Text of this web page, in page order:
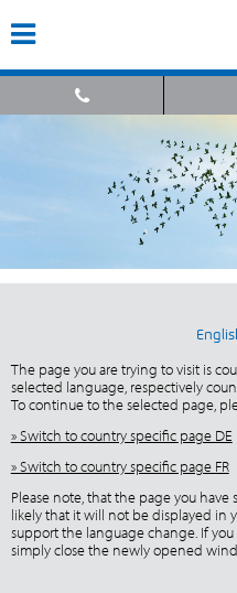
The page you are trying to visit is
selected language, respectively
To continue to the selected page,
» Switch to country specific page DE
» Switch to country specific page FR
Please note, that the page you
likely that it will not be displayed in
support the language change. If
simply close the newly opened